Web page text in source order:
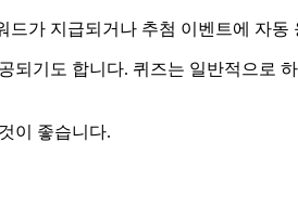
드가 지급되거나 추첨 이벤트에 자동
되기도 합니다. 퀴즈는 일반적으로
이 좋습니다.